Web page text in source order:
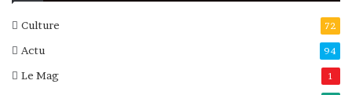
Culture 72
Actu 94
Le Mag 1